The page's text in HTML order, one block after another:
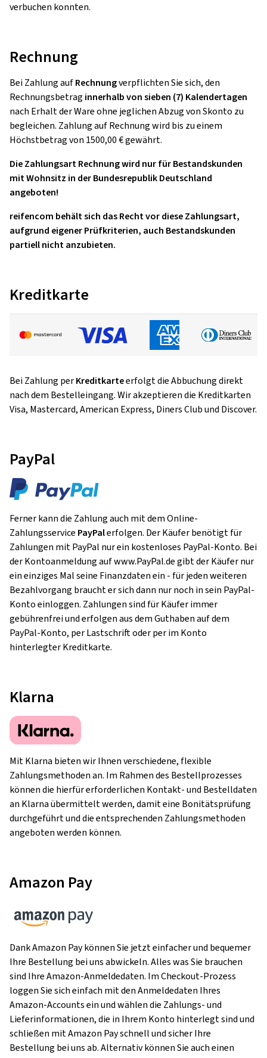
verbuchen konnten.
Rechnung
Bei Zahlung aufRechnungverpflichten Sie sich, den
Rechnungsbetrag innerhalb von sieben (7) Kalendertagen
nach Erhalt der Ware ohne jeglichen Abzug von Skonto zu
begleichen. Zahlung auf Rechnung wird bis zu einem
Höchstbetrag von 1500,00 € gewährt.
Die Zahlungsart Rechnung wird nur für Bestandskunden
mit Wohnsitz in der Bundesrepublik Deutschland
angeboten!
reifencom behält sich das Recht vor diese Zahlungsart,
aufgrund eigener Prüfkriterien, auch Bestandskunden
partiell nicht anzubieten.
Kreditkarte
Bei Zahlung perKreditkarteerfolgt die Abbuchung direkt
nach dem Bestelleingang. Wir akzeptieren die Kreditkarten
Visa, Mastercard, American Express, Diners Club und Discover.
PayPal
Ferner kann die Zahlung auch mit dem Online-
Zahlungsservice PayPalerfolgen. Der Käufer benötigt für
Zahlungen mit PayPal nur ein kostenloses PayPal-Konto. Bei
der Kontoanmeldung auf www.PayPal.de gibt der Käufer nur
ein einziges Mal seine Finanzdaten ein - für jeden weiteren
Bezahlvorgang braucht er sich dann nur noch in sein PayPal-
Konto einloggen. Zahlungen sind für Käufer immer
gebührenfrei und erfolgen aus dem Guthaben auf dem
PayPal-Konto, per Lastschrift oder per im Konto
hinterlegter Kreditkarte.
Klarna
Mit Klarna bieten wir Ihnen verschiedene, flexible
Zahlungsmethoden an. Im Rahmen des Bestellprozesses
können die hierfür erforderlichen Kontakt- und Bestelldaten
an Klarna übermittelt werden, damit eine Bonitätsprüfung
durchgeführt und die entsprechenden Zahlungsmethoden
angeboten werden können.
Amazon Pay
Dank Amazon Pay können Sie jetzt einfacher und bequemer
Ihre Bestellung bei uns abwickeln. Alles was Sie brauchen
sind Ihre Amazon-Anmeldedaten. Im Checkout-Prozess
loggen Sie sich einfach mit den Anmeldedaten Ihres
Amazon-Accounts ein und wählen die Zahlungs- und
Lieferinformationen, die in Ihrem Konto hinterlegt sind und
schließen mit Amazon Pay schnell und sicher Ihre
Bestellung bei uns ab. Alternativ können Sie auch einen